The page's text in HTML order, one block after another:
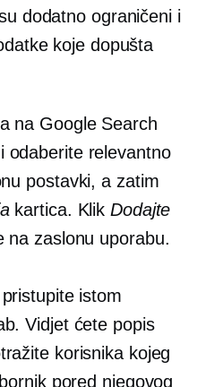
dodatno ograničeni i
koje dopušta
na Google Search
odaberite relevantno
postavki, a zatim
kartica. KlikDodajte
na zaslonu uporabu.
istom
Vidjet ćete popis
korisnika kojeg
pored njegovog